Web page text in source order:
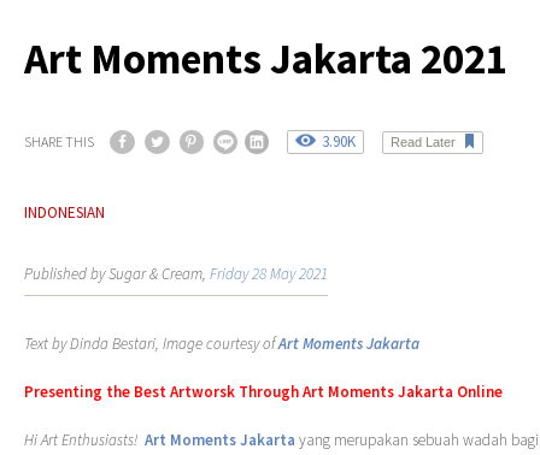
Art Moments Jakarta 2021
SHARE THIS 3.90K Read Later
INDONESIAN
Published by Sugar & Cream, Friday 28 May 2021
Text by Dinda Bestari, Image courtesy ofArt Moments Jakarta
Presenting the Best Artworsk Through Art Moments Jakarta Online
Hi Art Enthusiasts! Art Moments Jakarta yang merupakan sebuah wadah